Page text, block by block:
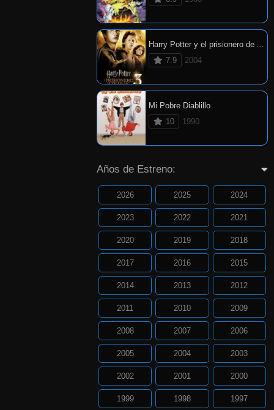
Harry Potter y el prisionero de Azkaban
7.9
2004
Mi Pobre Diablillo
10
1990
Años de Estreno:
2026 2025 2024
2023 2022 2021
2020 2019 2018
2017 2016 2015
2014 2013 2012
2011 2010 2009
2008 2007 2006
2005 2004 2003
2002 2001 2000
1999 1998 1997